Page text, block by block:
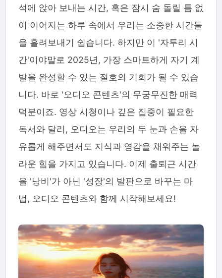
석에 앉아 보내는 시간, 혹은 잠시 숨 돌릴 틈 없
이 이어지는 하루 속에서 우리는 소중한 시간들
을 흘려보내기 쉽습니다. 하지만 이 '자투리 시
간'이야말로 2025년, 가장 스마트하게 자기 계
발을 완성할 수 있는 절호의 기회가 될 수 있습
니다. 바로 '오디오 콘텐츠'의 무궁무진한 매력
덕분이죠. 영상 시청이나 깊은 집중이 필요한
독서와 달리, 오디오는 우리의 두 눈과 손을 자
유롭게 해주면서도 지식과 영감을 채워주는 놀
라운 힘을 가지고 있습니다. 이제 출퇴근 시간
을 '낭비'가 아닌 '성장'의 발판으로 바꾸는 마
법, 오디오 콘텐츠와 함께 시작해보세요!